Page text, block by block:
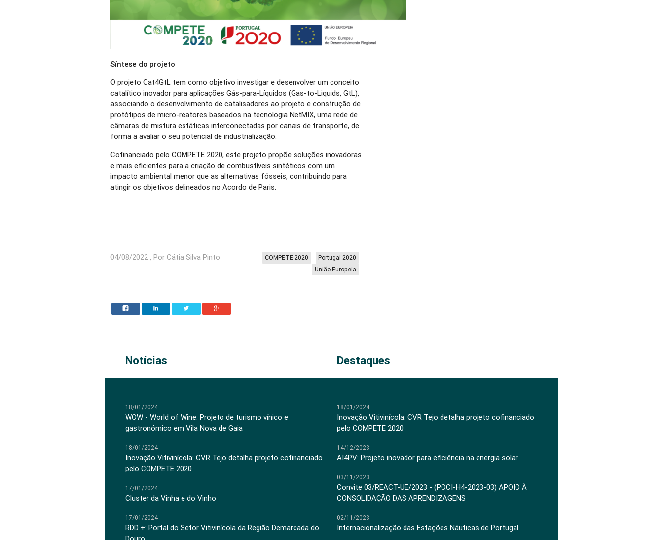
Síntese do projeto
O projeto Cat4GtL tem como objetivo investigar e desenvolver um conceito
catalítico inovador para aplicações Gás-para-Líquidos (Gas-to-Liquids, GtL),
associando o desenvolvimento de catalisadores ao projeto e construção de
protótipos de micro-reatores baseados na tecnologia NetMIX, uma rede de
câmaras de mistura estáticas interconectadas por canais de transporte, de
forma a avaliar o seu potencial de industrialização.
Cofinanciado pelo COMPETE 2020, este projeto propõe soluções inovadoras
e mais eficientes para a criação de combustíveis sintéticos com um
impacto ambiental menor que as alternativas fósseis, contribuindo para
atingir os objetivos delineados no Acordo de Paris.
04/08/2022 , Por Cátia Silva Pinto Portugal 2020
COMPETE 2020
União Europeia
Notícias Destaques
18/01/2024
WOW - World of Wine: Projeto de turismo vínico e
gastronómico em Vila Nova de Gaia
18/01/2024
Inovação Vitivinícola: CVR Tejo detalha projeto cofinanciado
pelo COMPETE 2020
17/01/2024
Cluster da Vinha e do Vinho
17/01/2024
RDD +: Portal do Setor Vitivinícola da Região Demarcada do
18/01/2024
Inovação Vitivinícola: CVR Tejo detalha projeto cofinanciado
pelo COMPETE 2020
14/12/2023
AI4PV: Projeto inovador para eficiência na energia solar
03/11/2023
Convite 03/REACT-UE/2023 - (POCI-H4-2023-03) APOIO À
CONSOLIDAÇÃO DAS APRENDIZAGENS
02/11/2023
Internacionalização das Estações Náuticas de Portugal